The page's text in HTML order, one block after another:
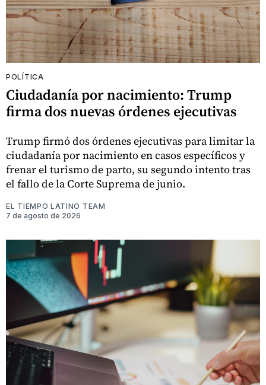
POLÍTICA
Ciudadanía por nacimiento: Trump
firma dos nuevas órdenes ejecutivas
Trump firmó dos órdenes ejecutivas para limitar la
ciudadanía por nacimiento en casos específicos y
frenar el turismo de parto, su segundo intento tras
el fallo de la Corte Suprema de junio.
EL TIEMPO LATINO TEAM
7 de agosto de 2026